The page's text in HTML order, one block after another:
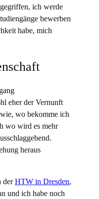
ich werde
bewerben
habe, mich
eher der Vernunft
wo bekomme ich
wo wird es mehr
heraus
derHTW in Dresden,
und ich habe noch